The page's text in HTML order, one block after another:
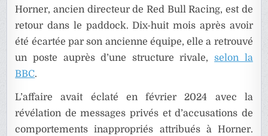
Horner, ancien directeur de Red Bull Racing, est de
retour dans le paddock. Dix-huit mois après avoir
été écartée par son ancienne équipe, elle a retrouvé
un poste auprès d’une structure rivale,selon la
BBC.
L’affaire avait éclaté en février 2024 avec la
révélation de messages privés et d’accusations de
comportements inappropriés attribués à Horner.